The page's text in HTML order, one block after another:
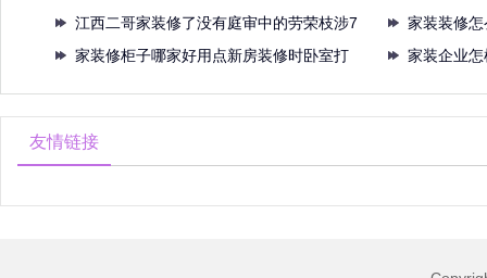
别再
整
江西二哥家装修了没有庭审中的劳荣枝涉7
条
家装装修
单平
家装修柜子哪家好用点新房装修时卧室打
家装企业
友情链接